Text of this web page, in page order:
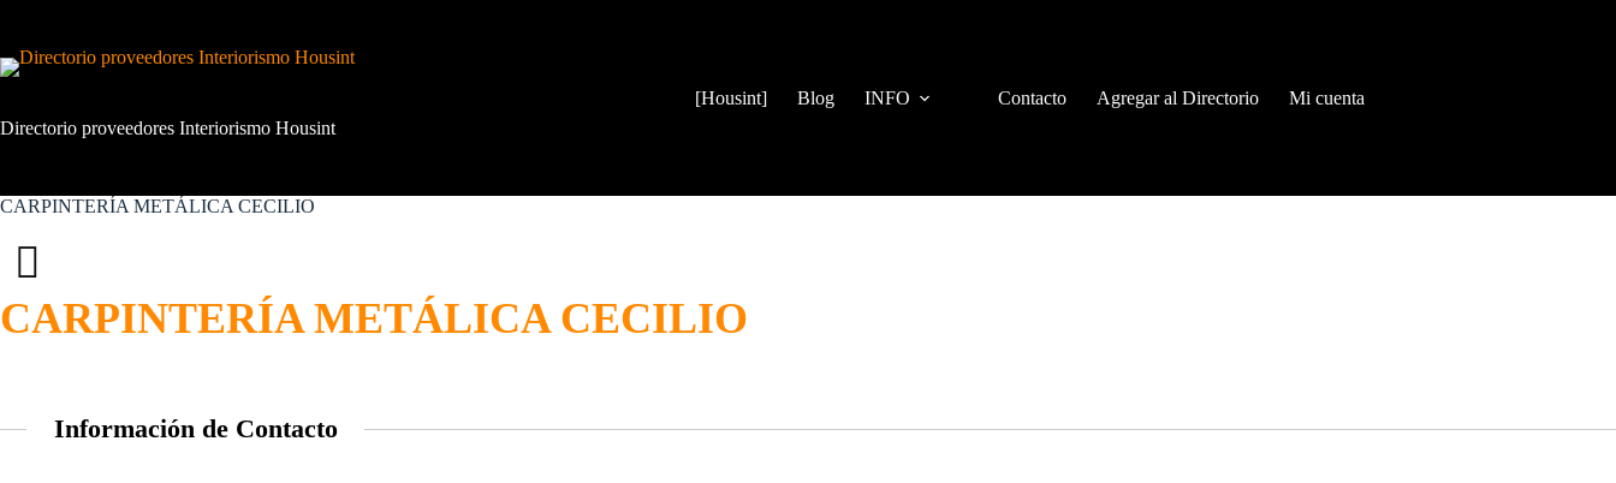
contenido
Directorio proveedores Interiorismo Housint
[Housint] Blog INFO Contacto Agregar al Directorio Mi cuenta
CARPINTERÍA METÁLICA CECILIO
CARPINTERÍA METÁLICA CECILIO
Información de Contacto